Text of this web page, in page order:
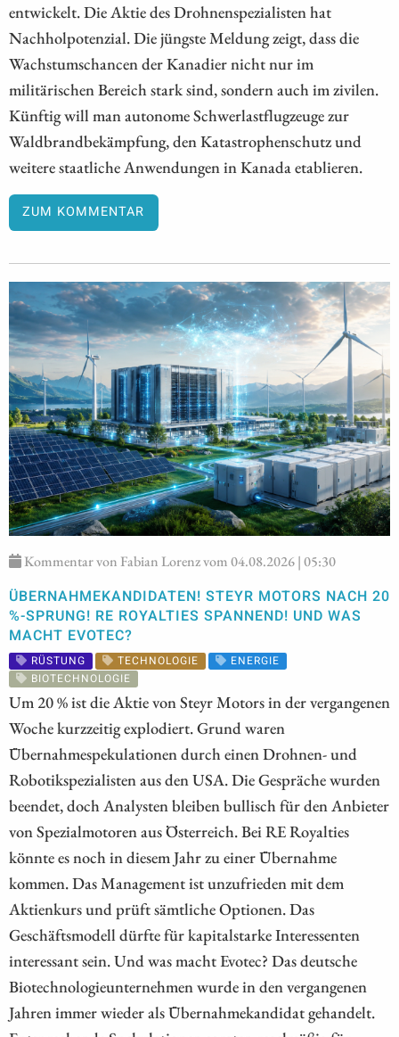
entwickelt. Die Aktie des Drohnenspezialisten hat
Nachholpotenzial. Die jüngste Meldung zeigt, dass die
Wachstumschancen der Kanadier nicht nur im
militärischen Bereich stark sind, sondern auch im zivilen.
Künftig will man autonome Schwerlastflugzeuge zur
Waldbrandbekämpfung, den Katastrophenschutz und
weitere staatliche Anwendungen in Kanada etablieren.
ZUM KOMMENTAR
Kommentar von Fabian Lorenz vom 04.08.2026 | 05:30
ÜBERNAHMEKANDIDATEN! STEYR MOTORS NACH 20
%-SPRUNG! RE ROYALTIES SPANNEND! UND WAS
MACHT EVOTEC?
RÜSTUNG TECHNOLOGIE
ENERGIE
BIOTECHNOLOGIE
Um 20 % ist die Aktie von Steyr Motors in der vergangenen
Woche kurzzeitig explodiert. Grund waren
Übernahmespekulationen durch einen Drohnen- und
Robotikspezialisten aus den USA. Die Gespräche wurden
beendet, doch Analysten bleiben bullisch für den Anbieter
von Spezialmotoren aus Österreich. Bei RE Royalties
könnte es noch in diesem Jahr zu einer Übernahme
kommen. Das Management ist unzufrieden mit dem
Aktienkurs und prüft sämtliche Optionen. Das
Geschäftsmodell dürfte für kapitalstarke Interessenten
interessant sein. Und was macht Evotec? Das deutsche
Biotechnologieunternehmen wurde in den vergangenen
Jahren immer wieder als Übernahmekandidat gehandelt.